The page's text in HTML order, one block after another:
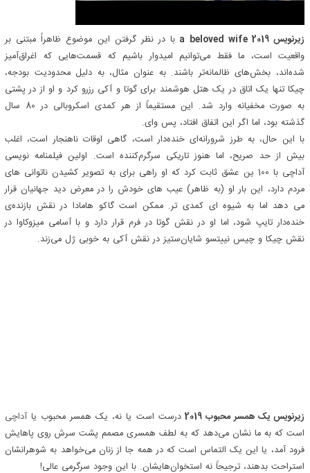
زیرنویس a beloved wife 2019
با در نظر گرفتن این موضوع ظاهراً مبتنی بر
واقعیت است، ما فقط می‌توانیم امیدوار باشیم که قسمت‌هایی که اغراق‌آمیز
شده‌اند، بخش‌های ظالمانه‌تر باشند. به عنوان مثال، به دلیل محدودیت بودجه،
چیکا تنها یک اتاق در یک هتل هوشمند برای گوتا و آکی رزرو کرد و او از در پشتی
به صورت مخفیانه وارد شد. این مستقیماً از هر کمدی اسکروبالی در 80 سال
گذشته بود، اما اگر این اتفاق افتاد، پس وای.
با این حال، به طرز شرورانه‌ای خنده‌دار است، گاهی اوقات ناهنجار است، اغلب
بیش از حد صریح، اما هنوز تاریکی سرگرم‌کننده است. اولین فیلمنامه نویسی
آداچی با 100 ین عشق ثابت کرد که او راهی برای به تصویر کشیدن ناتوانی های
مردم دارد، این بار او (به ظاهر) عیب های خودش را در معرض دید جهانیان قرار
می دهد اما به شیوه ای کمدی تر. ممکن است گاکو هامادا در نقش بازنده‌ی
خنده‌دار تایپ شود، اما او در نقش گوتا در فرم قرار دارد و با آسامی میزوکاوا در
نقش چیکا و چیس نییتسو شایان‌ستیز در نقش آکی به خوبی ژل می‌زند.
زیرنویس یک همسر محبوب 2019 درست است یا نه، یک همسر محبوب یا آداچی
است که به ما نشان می‌دهد که به لطف همسری مصمم پشت سرش روی پاهایش
فرود آمد، یا این یک التماس است که در همه جا از زنان می‌خواهد به شوهرانشان
استراحت بدهند، ترجیحاً نه استخوان‌هایشان. با این وجود سرگرمی عالی!